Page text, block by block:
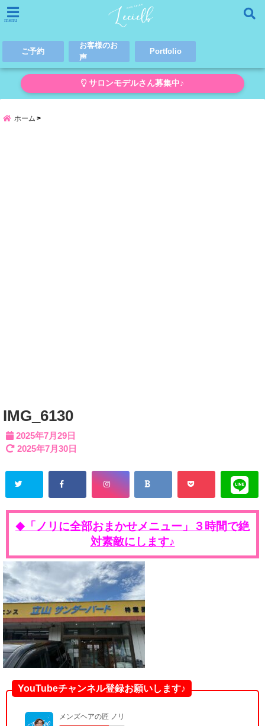
menu
ご予約
お客様のお
声
Portfolio
サロンモデルさん募集中♪
ホーム
IMG_6130
2025年7月29日
2025年7月30日
◆
「ノリに全部おまかせメニュー」３時間で絶
対素敵にします♪
YouTubeチャンネル登録お願いします♪